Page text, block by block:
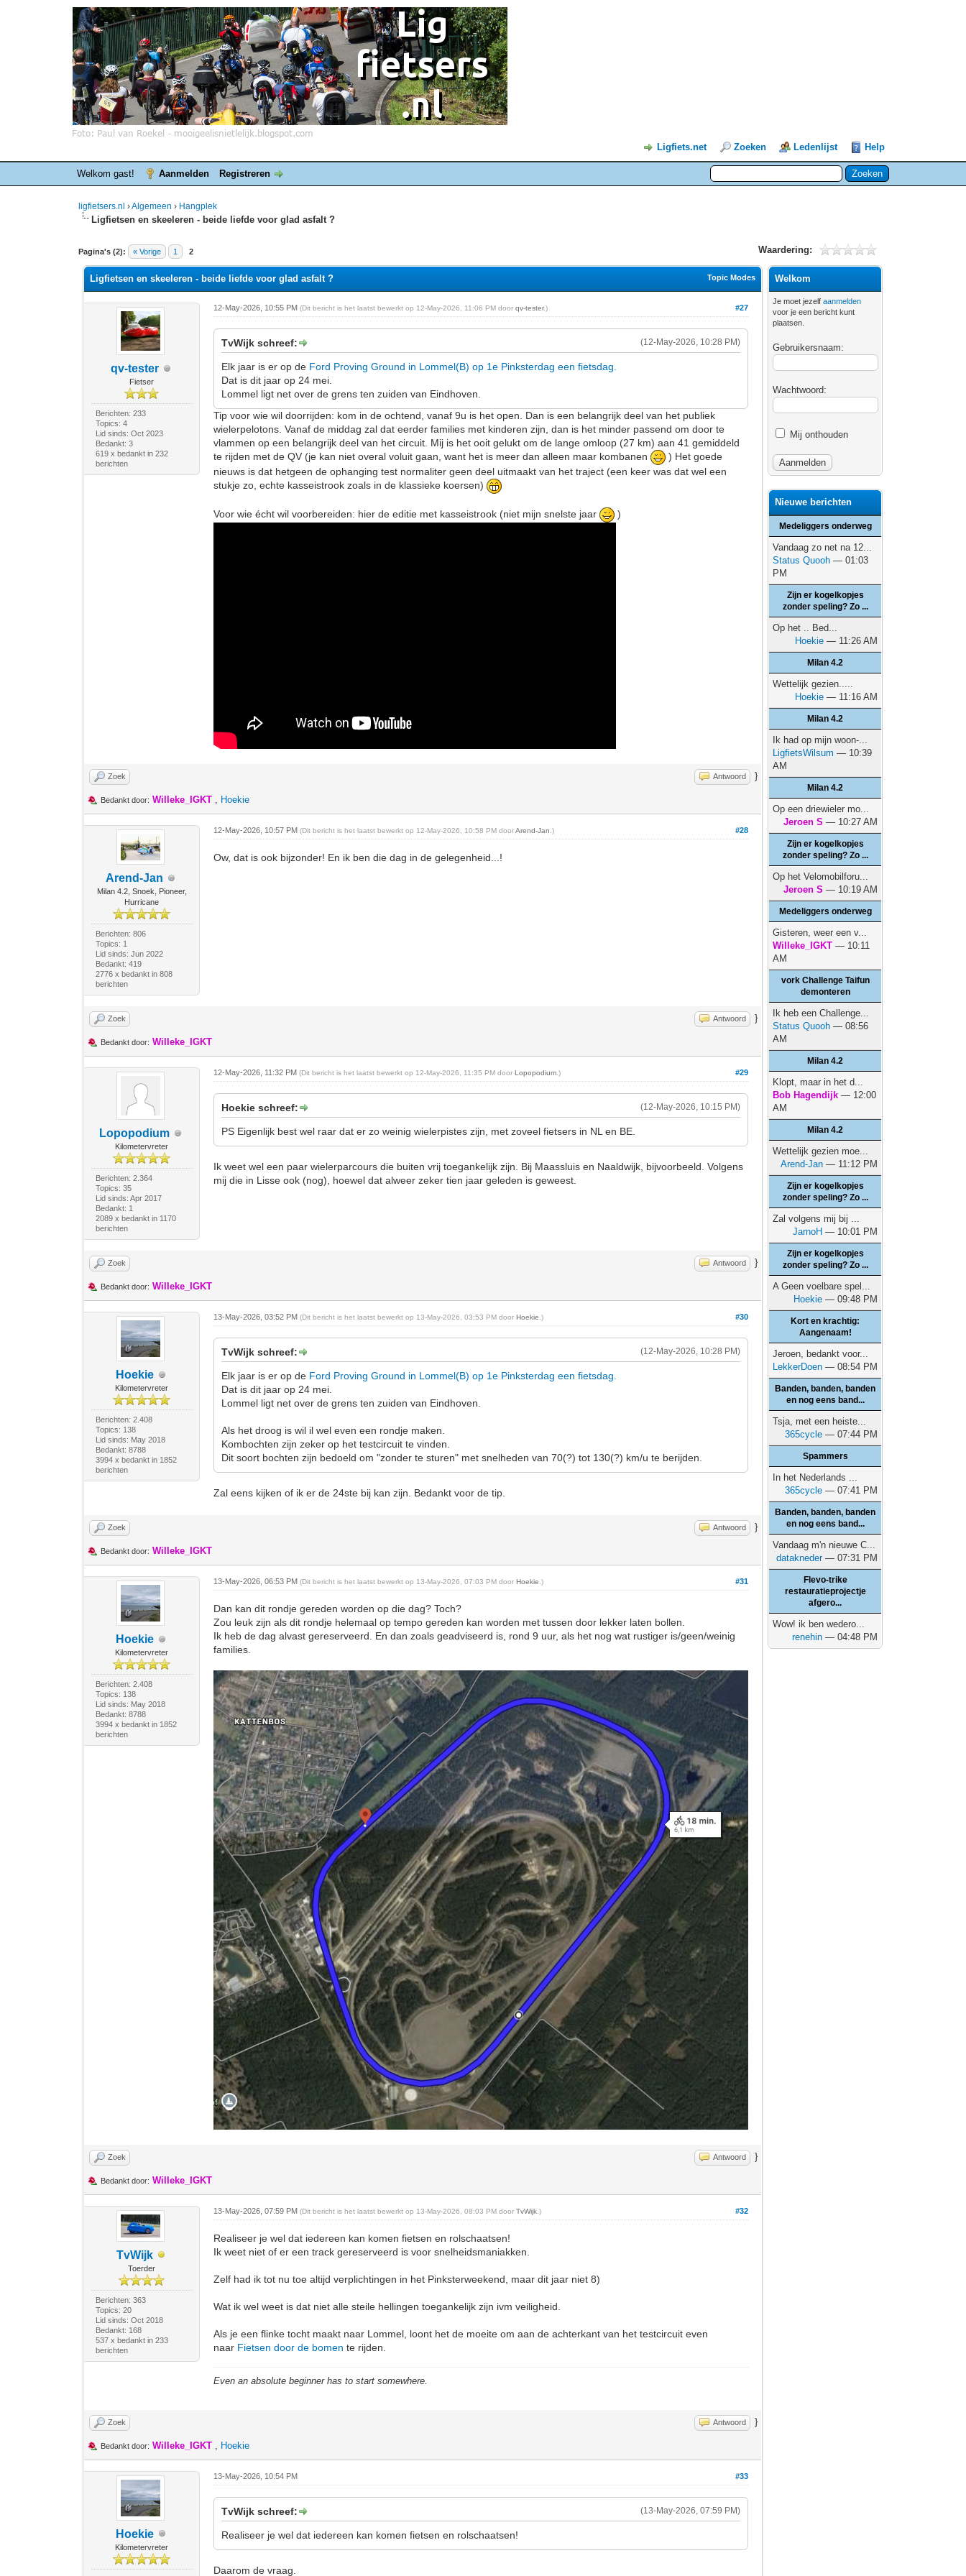
Ligfiets.net Zoeken Ledenlijst Help
Welkom gast! Aanmelden Registreren
ligfietsers.nl ›Algemeen › Hangplek
Ligfietsen en skeeleren - beide liefde voor glad asfalt ?
Pagina's (2): « Vorige 1 2 Waardering:
0 stemmen - gemiddelde waardering is 0
1
2
3
4
5
Topic Modes
Ligfietsen en skeeleren - beide liefde voor glad asfalt ?
qv-tester
Fietser
Berichten: 233
Topics: 4
Lid sinds: Oct 2023
Bedankt: 3
619 x bedankt in 232
berichten
#27
12-May-2026, 10:55 PM(Dit bericht is het laatst bewerkt op 12-May-2026, 11:06 PM doorqv-tester.)
(12-May-2026, 10:28 PM)
TvWijk schreef:
Elk jaar is er op de Ford Proving Ground in Lommel(B) op 1e Pinksterdag een fietsdag.
Dat is dit jaar op 24 mei.
Lommel ligt net over de grens ten zuiden van Eindhoven.
Tip voor wie wil doorrijden: kom in de ochtend, vanaf 9u is het open. Dan is een belangrijk deel van het publiek
wielerpelotons. Vanaf de middag zal dat eerder families met kinderen zijn, dan is het minder passend om door te
vlammen op een belangrijk deel van het circuit. Mij is het ooit gelukt om de lange omloop (27 km) aan 41 gemiddeld
te rijden met de QV (je kan niet overal voluit gaan, want het is meer dan alleen maar kombanen
) Het goede
nieuws is dat hetgeen de ophanging test normaliter geen deel uitmaakt van het traject (een keer was dat wel een
stukje zo, echte kasseistrook zoals in de klassieke koersen)
Voor wie écht wil voorbereiden: hier de editie met kasseistrook (niet mijn snelste jaar )
Zoek Antwoord }
Bedankt door: Willeke_IGKT , Hoekie
Arend-Jan
Milan 4.2, Snoek, Pioneer,
Hurricane
Berichten: 806
Topics: 1
Lid sinds: Jun 2022
Bedankt: 419
2776 x bedankt in 808
berichten
#28
12-May-2026, 10:57 PM(Dit bericht is het laatst bewerkt op 12-May-2026, 10:58 PM doorArend-Jan .)
Ow, dat is ook bijzonder! En ik ben die dag in de gelegenheid...!
Zoek Antwoord }
Bedankt door: Willeke_IGKT
Lopopodium
Kilometervreter
Berichten: 2.364
Topics: 35
Lid sinds: Apr 2017
Bedankt: 1
2089 x bedankt in 1170
berichten
#29
12-May-2026, 11:32 PM(Dit bericht is het laatst bewerkt op 12-May-2026, 11:35 PM doorLopopodium .)
(12-May-2026, 10:15 PM)
Hoekie schreef:
PS Eigenlijk best wel raar dat er zo weinig wielerpistes zijn, met zoveel fietsers in NL en BE.
Ik weet wel een paar wielerparcours die buiten vrij toegankelijk zijn. Bij Maassluis en Naaldwijk, bijvoorbeeld. Volgens
mij die in Lisse ook (nog), hoewel dat alweer zeker tien jaar geleden is geweest.
Zoek Antwoord }
Bedankt door: Willeke_IGKT
Hoekie
Kilometervreter
Berichten: 2.408
Topics: 138
Lid sinds: May 2018
Bedankt: 8788
3994 x bedankt in 1852
berichten
#30
13-May-2026, 03:52 PM(Dit bericht is het laatst bewerkt op 13-May-2026, 03:53 PM doorHoekie .)
(12-May-2026, 10:28 PM)
TvWijk schreef:
Elk jaar is er op de Ford Proving Ground in Lommel(B) op 1e Pinksterdag een fietsdag.
Dat is dit jaar op 24 mei.
Lommel ligt net over de grens ten zuiden van Eindhoven.
Als het droog is wil il wel even een rondje maken.
Kombochten zijn zeker op het testcircuit te vinden.
Dit soort bochten zijn bedoeld om "zonder te sturen" met snelheden van 70(?) tot 130(?) km/u te berijden.
Zal eens kijken of ik er de 24ste bij kan zijn. Bedankt voor de tip.
Zoek Antwoord }
Bedankt door: Willeke_IGKT
Hoekie
Kilometervreter
Berichten: 2.408
Topics: 138
Lid sinds: May 2018
Bedankt: 8788
3994 x bedankt in 1852
berichten
#31
13-May-2026, 06:53 PM(Dit bericht is het laatst bewerkt op 13-May-2026, 07:03 PM doorHoekie .)
Dan kan dit rondje gereden worden op die dag? Toch?
Zou leuk zijn als dit rondje helemaal op tempo gereden kan worden met tussen door lekker laten bollen.
Ik heb de dag alvast gereserveerd. En dan zoals geadviseerd is, rond 9 uur, als het nog wat rustiger is/geen/weinig
families.
Zoek Antwoord }
Bedankt door: Willeke_IGKT
TvWijk
Toerder
Berichten: 363
Topics: 20
Lid sinds: Oct 2018
Bedankt: 168
537 x bedankt in 233
berichten
#32
13-May-2026, 07:59 PM(Dit bericht is het laatst bewerkt op 13-May-2026, 08:03 PM doorTvWijk .)
Realiseer je wel dat iedereen kan komen fietsen en rolschaatsen!
Ik weet niet of er een track gereserveerd is voor snelheidsmaniakken.
Zelf had ik tot nu toe altijd verplichtingen in het Pinksterweekend, maar dit jaar niet 8)
Wat ik wel weet is dat niet alle steile hellingen toegankelijk zijn ivm veiligheid.
Als je een flinke tocht maakt naar Lommel, loont het de moeite om aan de achterkant van het testcircuit even
naar Fietsen door de bomen te rijden.
Even an absolute beginner has to start somewhere.
Zoek Antwoord }
Bedankt door: Willeke_IGKT Hoekie
Hoekie
Kilometervreter
#33
13-May-2026, 10:54 PM
(13-May-2026, 07:59 PM)
TvWijk schreef:
Realiseer je wel dat iedereen kan komen fietsen en rolschaatsen!
Daarom de vraag.
Welkom
Je moet jezelfaanmelden
voor je een bericht kunt
plaatsen.
Gebruikersnaam:
Wachtwoord:
Mij onthouden
Nieuwe berichten
Medeliggers onderweg
Vandaag zo net na 12...
Status Quooh — 01:03
PM
Zijn er kogelkopjes
zonder speling? Zo ...
Op het .. Bed...
Hoekie — 11:26 AM
Milan 4.2
Wettelijk gezien.....
Hoekie — 11:16 AM
Milan 4.2
Ik had op mijn woon-...
LigfietsWilsum — 10:39
AM
Milan 4.2
Op een driewieler mo...
Jeroen S — 10:27 AM
Zijn er kogelkopjes
zonder speling? Zo ...
Op het Velomobilforu...
Jeroen S — 10:19 AM
Medeliggers onderweg
Gisteren, weer een v...
Willeke_IGKT — 10:11
AM
vork Challenge Taifun
demonteren
Ik heb een Challenge...
Status Quooh — 08:56
AM
Milan 4.2
Klopt, maar in het d...
Bob Hagendijk — 12:00
AM
Milan 4.2
Wettelijk gezien moe...
Arend-Jan — 11:12 PM
Zijn er kogelkopjes
zonder speling? Zo ...
Zal volgens mij bij ...
JarnoH — 10:01 PM
Zijn er kogelkopjes
zonder speling? Zo ...
A Geen voelbare spel...
Hoekie — 09:48 PM
Kort en krachtig:
Aangenaam!
Jeroen, bedankt voor...
LekkerDoen — 08:54 PM
Banden, banden, banden
en nog eens band...
Tsja, met een heiste...
365cycle — 07:44 PM
Spammers
In het Nederlands ...
365cycle — 07:41 PM
Banden, banden, banden
en nog eens band...
Vandaag m'n nieuwe C...
datakneder— 07:31 PM
Flevo-trike
restauratieprojectje
afgero...
Wow! ik ben wedero...
renehin — 04:48 PM